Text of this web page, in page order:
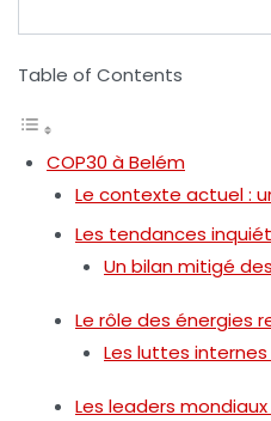
Table of Contents
COP30 à Belém
Le contexte actuel :
Les tendances
Un bilan mitigé
Le rôle des énergies
Les luttes
Les leaders